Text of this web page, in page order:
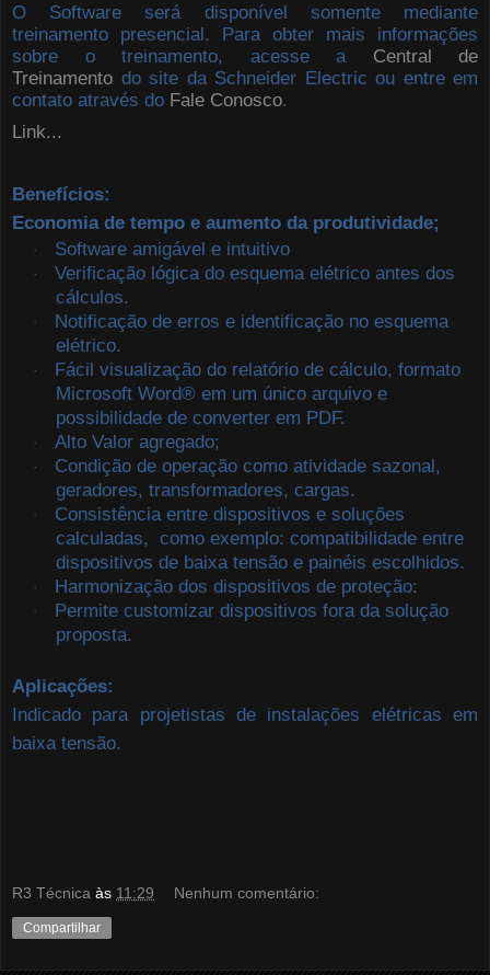
O Software será disponível somente mediante
treinamento presencial. Para obter mais informações
sobre o treinamento, acesse a Central de
Treinamento do site da Schneider Electric ou entre em
contato através do Fale Conosco.
Link...
Benefícios:
Economia de tempo e aumento da produtividade;
· Software amigável e intuitivo
·
Verificação lógica do esquema elétrico antes dos
cálculos.
·
Notificação de erros e identificação no esquema
elétrico.
·
Fácil visualização do relatório de cálculo, formato
Microsoft Word® em um único arquivo e
possibilidade de converter em PDF.
· Alto Valor agregado;
·
Condição de operação como atividade sazonal,
geradores, transformadores, cargas.
·
Consistência entre dispositivos e soluções
calculadas, como exemplo: compatibilidade entre
dispositivos de baixa tensão e painéis escolhidos.
· Harmonização dos dispositivos de proteção:
·
Permite customizar dispositivos fora da solução
proposta.
Aplicações:
Indicado para projetistas de instalações elétricas em
baixa tensão.
R3 Técnica às 11:29 Nenhum comentário:
Compartilhar